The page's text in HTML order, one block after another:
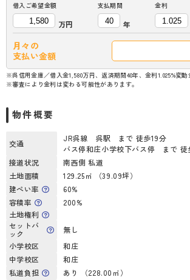
借入ご希望金額
万円
支払期間
年
金利
月々の
支払い金額
※呉信用金庫／借入金1,580万円、返済期間40年、金利1.025%変
※審査により金利は変わる可能性があります。
物件概要
交通
JR呉線 呉駅 まで 徒歩19分
バス停和庄小学校下バス停 まで 徒
接道状況
南西側 私道
土地面積
129.25㎡ （39.09坪）
建ぺい率
60%
容積率
200%
土地権利
セットバ
ック
無し
小学校区
和庄
中学校区
和庄
私道負担
あり （228.00㎡）